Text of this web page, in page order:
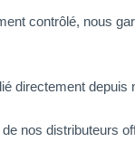
contrôlé, nous
directement depuis
nos distributeurs